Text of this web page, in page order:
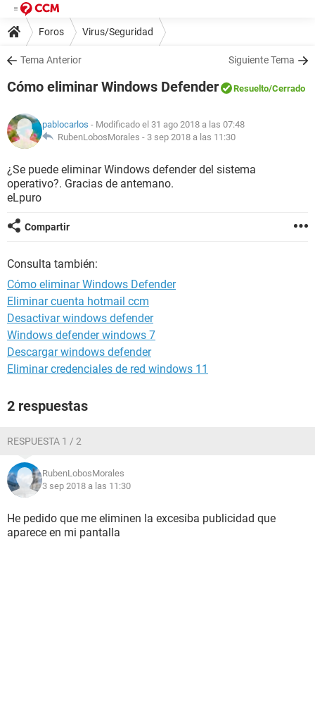
Foros Virus/Seguridad
Tema Anterior Siguiente Tema
Cómo eliminar Windows Defender Resuelto/Cerrado
pablocarlos - Modificado el 31 ago 2018 a las 07:48
RubenLobosMorales - 3 sep 2018 a las 11:30
¿Se puede eliminar Windows defender del sistema
operativo?. Gracias de antemano.
eLpuro
Compartir
Consulta también:
Cómo eliminar Windows Defender
Eliminar cuenta hotmail ccm
Desactivar windows defender
Windows defender windows 7
Descargar windows defender
Eliminar credenciales de red windows 11
2 respuestas
RESPUESTA 1 / 2
RubenLobosMorales
3 sep 2018 a las 11:30
He pedido que me eliminen la excesiba publicidad que
aparece en mi pantalla